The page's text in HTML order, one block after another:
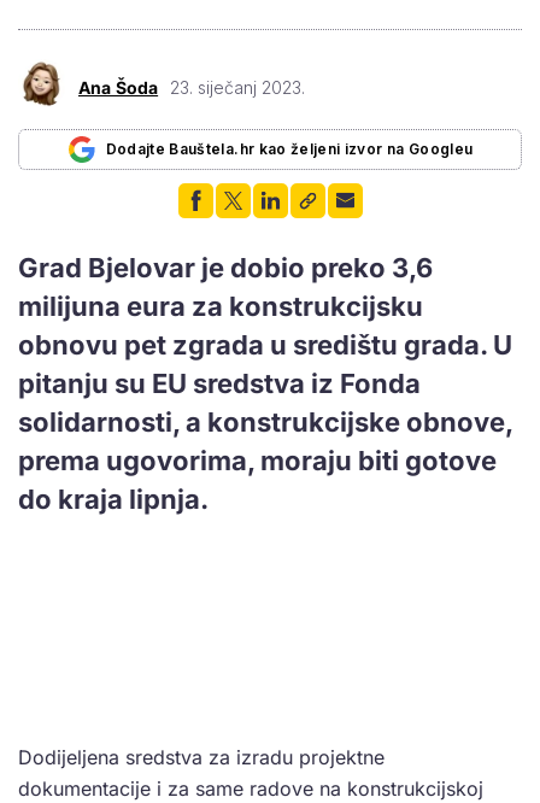
Ana Šoda 23. siječanj 2023.
Dodajte Bauštela.hr kao željeni izvor na Googleu
Grad Bjelovar je dobio preko 3,6
milijuna eura za konstrukcijsku
obnovu pet zgrada u središtu grada. U
pitanju su EU sredstva iz Fonda
solidarnosti, a konstrukcijske obnove,
prema ugovorima, moraju biti gotove
do kraja lipnja.
Dodijeljena sredstva za izradu projektne
dokumentacije i za same radove na konstrukcijskoj